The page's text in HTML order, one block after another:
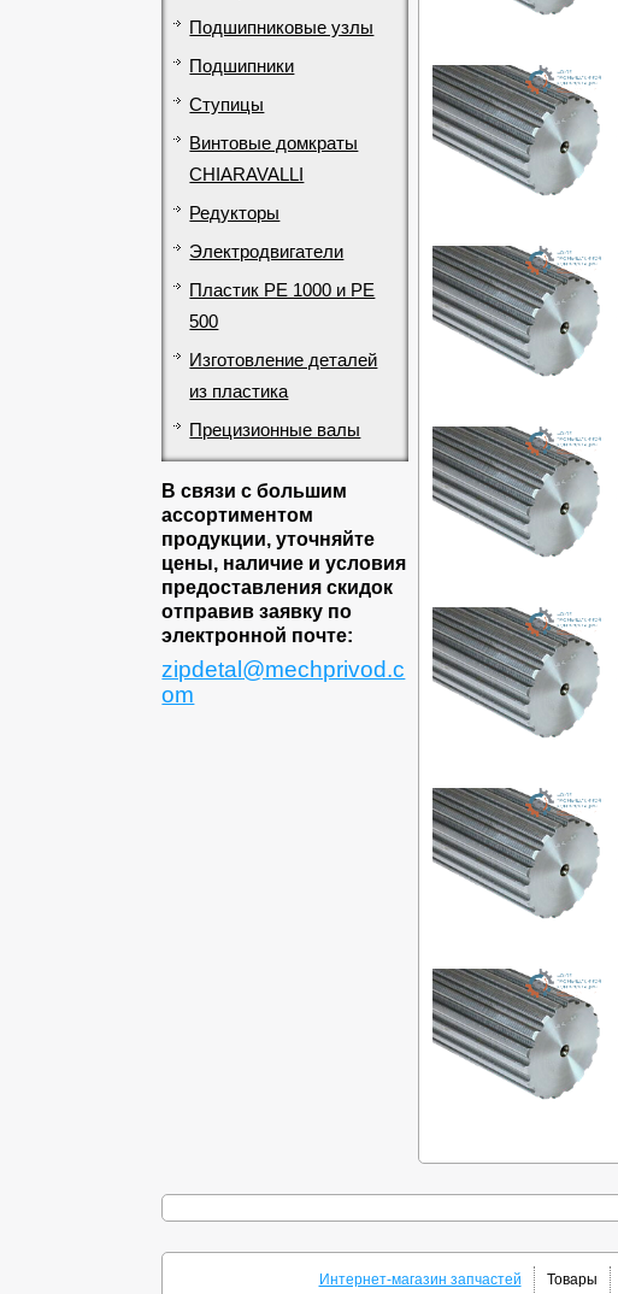
Подшипниковые узлы
Подшипники
Ступицы
Винтовые домкраты
CHIARAVALLI
Редукторы
Электродвигатели
Пластик PE 1000 и PE
500
Изготовление деталей
из пластика
Прецизионные валы
В связи с большим
ассортиментом
продукции, уточняйте
цены, наличие и условия
предоставления скидок
отправив заявку по
электронной почте:
zipdetal@mechprivod.c
om
Интернет-магазин запчастей Товары